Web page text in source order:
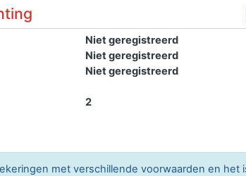
Niet geregistreerd
Niet geregistreerd
Niet geregistreerd
2
met verschillende voorwaarden en